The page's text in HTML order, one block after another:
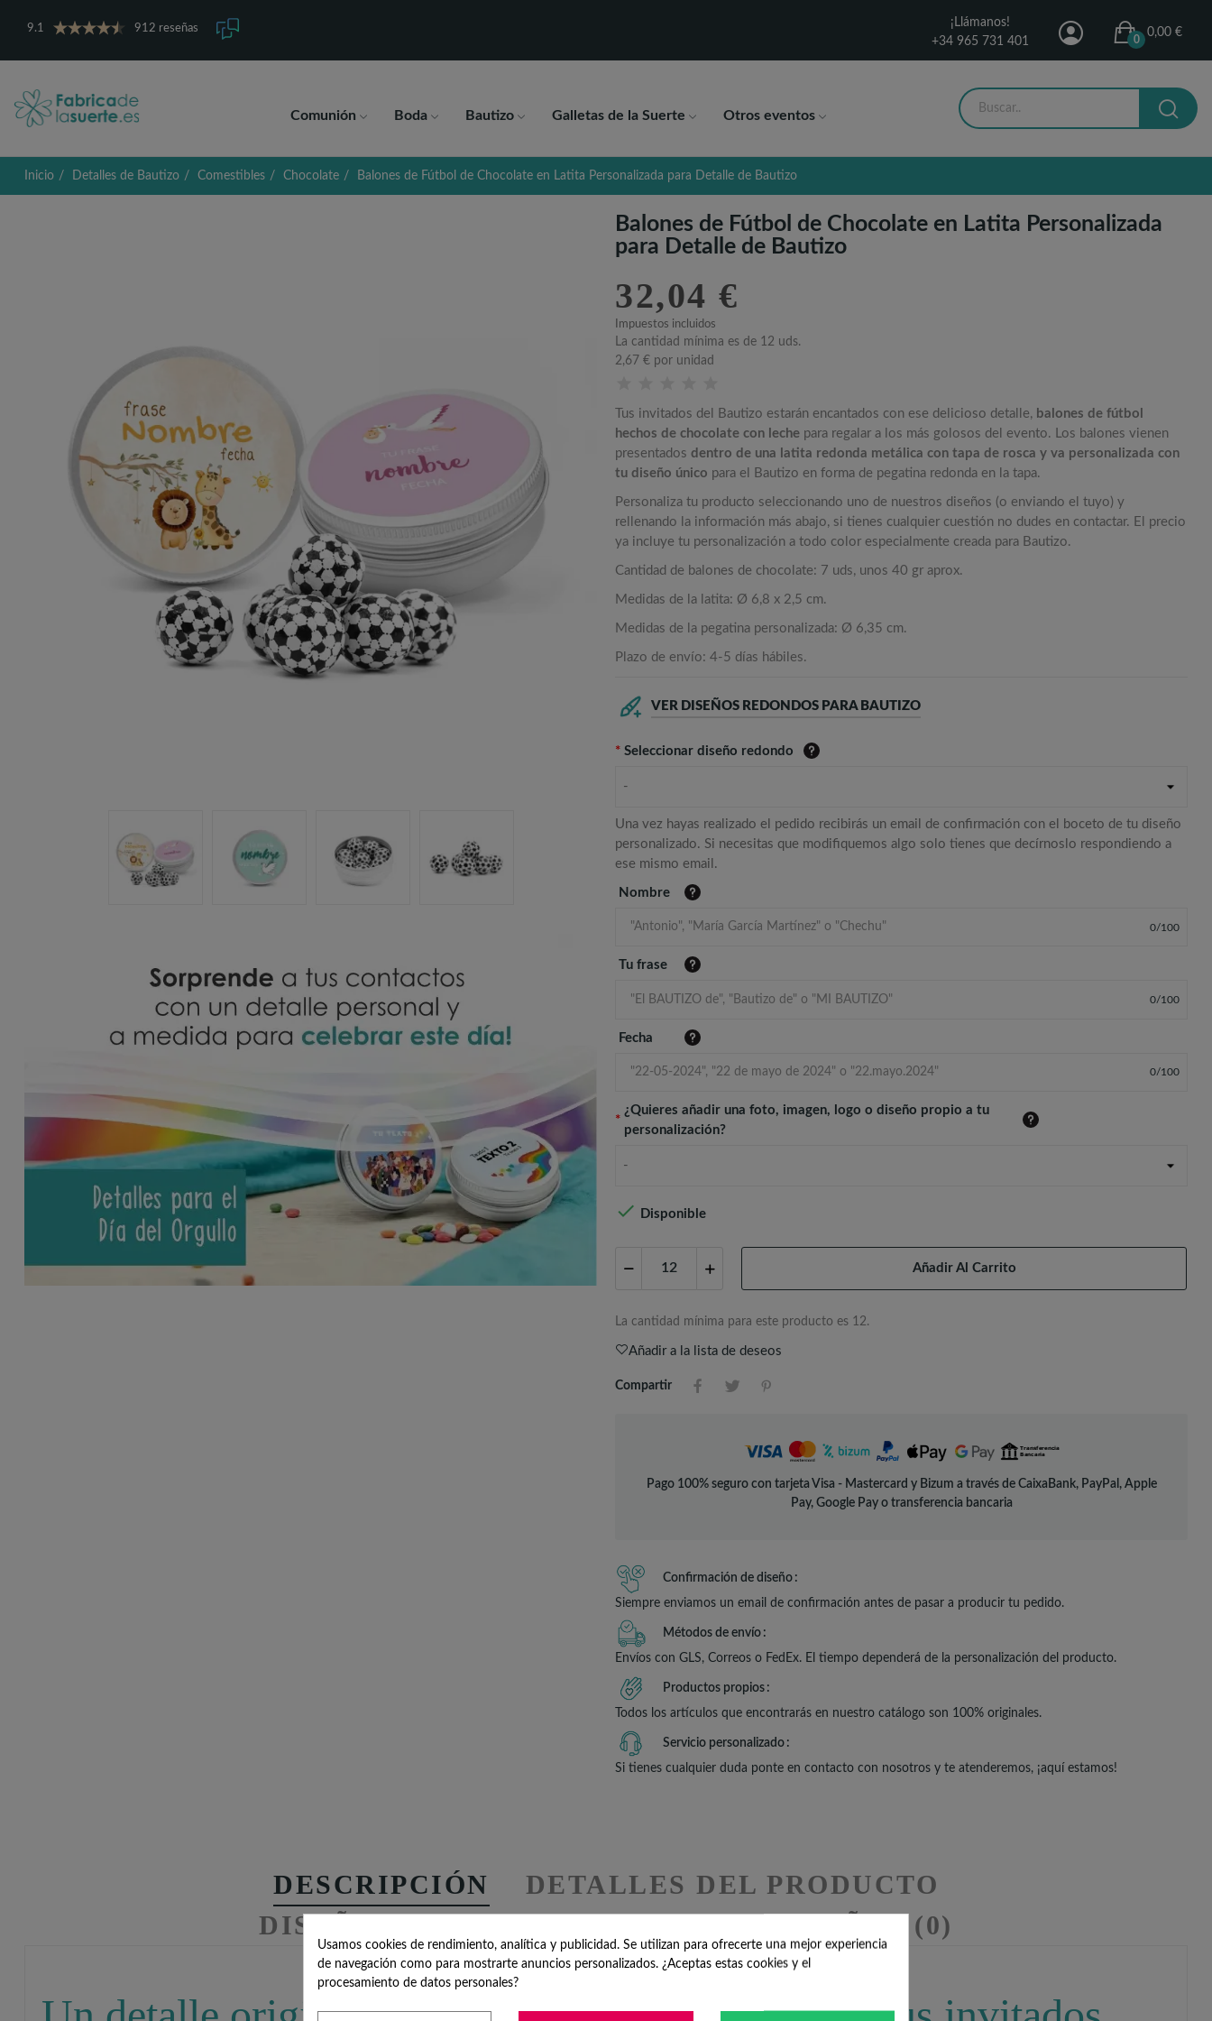
9.1 912 reseñas
¡Llámanos!
+34 965 731 401
0,00 €
0
Comunión Boda Bautizo Galletas de la Suerte Otros eventos
Inicio Detalles de Bautizo Comestibles Chocolate Balones de Fútbol de Chocolate en Latita Personalizada para Detalle de Bautizo
Balones de Fútbol de Chocolate en Latita Personalizada
para Detalle de Bautizo
32,04 €
Impuestos incluidos
La cantidad mínima es de 12 uds.
2,67 € por unidad
Tus invitados del Bautizo estarán encantados con ese delicioso detalle, balones de fútbol
hechos de chocolate con leche para regalar a los más golosos del evento. Los balones vienen
presentados dentro de una latita redonda metálica con tapa de rosca y va personalizada con
tu diseño único para el Bautizo en forma de pegatina redonda en la tapa.
Personaliza tu producto seleccionando uno de nuestros diseños (o enviando el tuyo) y
rellenando la información más abajo, si tienes cualquier cuestión no dudes en contactar. El precio
ya incluye tu personalización a todo color especialmente creada para Bautizo.
Cantidad de balones de chocolate: 7 uds, unos 40 gr aprox.
Medidas de la latita: Ø 6,8 x 2,5 cm.
Medidas de la pegatina personalizada: Ø 6,35 cm.
Plazo de envío: 4-5 días hábiles.
VER DISEÑOS REDONDOS PARA BAUTIZO
* Seleccionar diseño redondo
-
Una vez hayas realizado el pedido recibirás un email de confirmación con el boceto de tu diseño
personalizado. Si necesitas que modifiquemos algo solo tienes que decírnoslo respondiendo a
ese mismo email.
Nombre
0/100
Tu frase
0/100
Fecha
0/100
*
¿Quieres añadir una foto, imagen, logo o diseño propio a tu
personalización?
-
 Disponible
Añadir Al Carrito
La cantidad mínima para este producto es 12.
Añadir a la lista de deseos
Compartir
Pago 100% seguro con tarjeta Visa - Mastercard y Bizum a través de CaixaBank, PayPal, Apple
Pay, Google Pay o transferencia bancaria
Confirmación de diseño
Siempre enviamos un email de confirmación antes de pasar a producir tu pedido.
Métodos de envío
Envíos con GLS, Correos o FedEx. El tiempo dependerá de la personalización del producto.
Productos propios
Todos los artículos que encontrarás en nuestro catálogo son 100% originales.
Servicio personalizado
Si tienes cualquier duda ponte en contacto con nosotros y te atenderemos, ¡aquí estamos!
DESCRIPCIÓN
DETALLES DEL PRODUCTO
DISEÑOS REDONDOS BAUTIZO
RESEÑAS (0)
Usamos cookies de rendimiento, analítica y publicidad. Se utilizan para ofrecerte una mejor experiencia
de navegación como para mostrarte anuncios personalizados. ¿Aceptas estas cookies y el
procesamiento de datos personales?